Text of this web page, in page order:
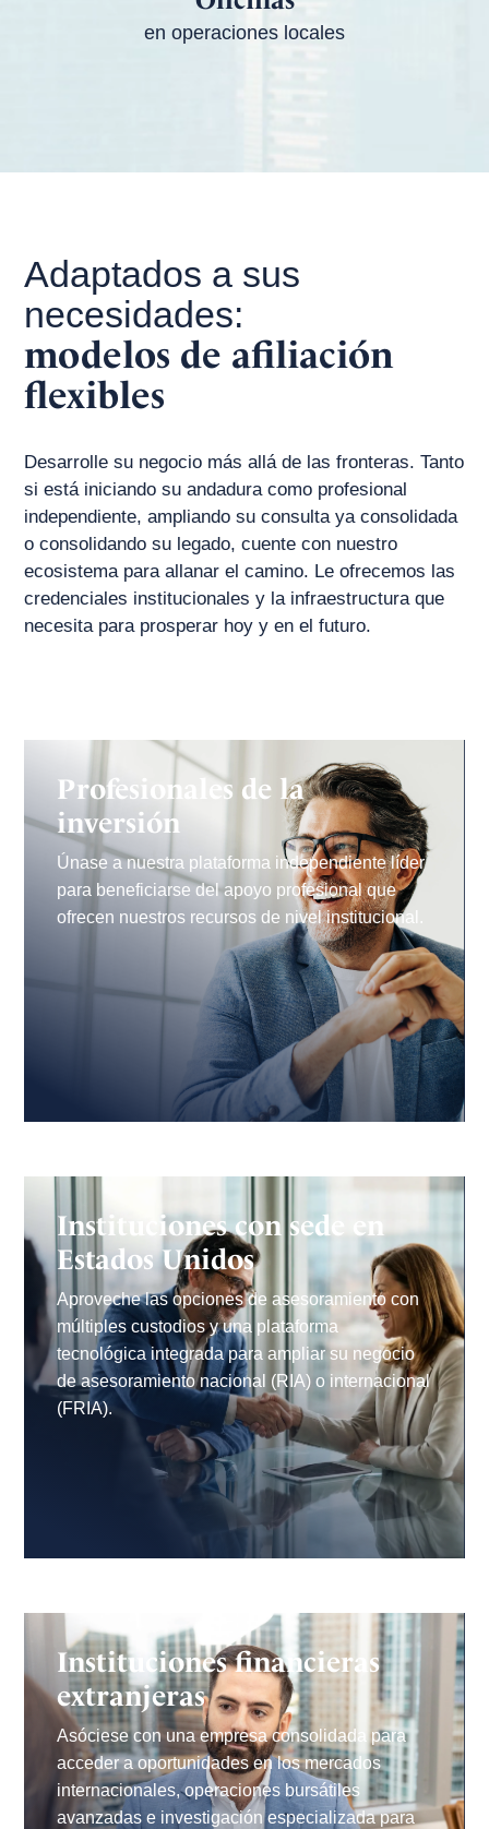
en operaciones locales
Adaptados a sus
necesidades:
modelos de afiliación
flexibles
Desarrolle su negocio más allá de las fronteras. Tanto
si está iniciando su andadura como profesional
independiente, ampliando su consulta ya consolidada
o consolidando su legado, cuente con nuestro
ecosistema para allanar el camino. Le ofrecemos las
credenciales institucionales y la infraestructura que
necesita para prosperar hoy y en el futuro.
Profesionales de la
inversión
Únase a nuestra plataforma independiente líder
para beneficiarse del apoyo profesional que
ofrecen nuestros recursos de nivel institucional.
Instituciones con sede en
Estados Unidos
Aproveche las opciones de asesoramiento con
múltiples custodios y una plataforma
tecnológica integrada para ampliar su negocio
de asesoramiento nacional (RIA) o internacional
(FRIA).
Instituciones financieras
extranjeras
Asóciese con una empresa consolidada para
acceder a oportunidades en los mercados
internacionales, operaciones bursátiles
avanzadas e investigación especializada para